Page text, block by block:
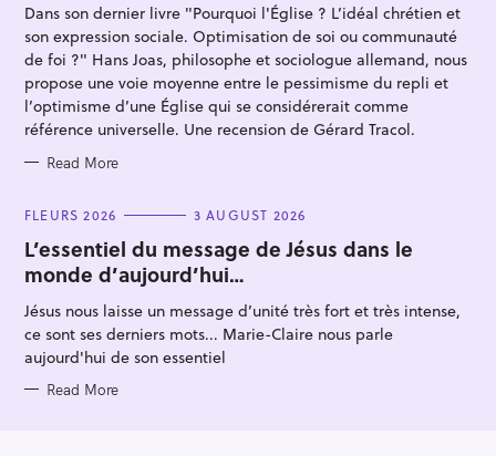
O
I
E
S
Dans son dernier livre "Pourquoi l'Église ? L’idéal chrétien et
son expression sociale. Optimisation de soi ou communauté
de foi ?" Hans Joas, philosophe et sociologue allemand, nous
propose une voie moyenne entre le pessimisme du repli et
l’optimisme d’une Église qui se considérerait comme
référence universelle. Une recension de Gérard Tracol.
Read More
C
T
E
G
O
I
E
S
FLEURS 2026 3 AUGUST 2026
L’essentiel du message de Jésus dans le
monde d’aujourd’hui…
Jésus nous laisse un message d’unité très fort et très intense,
ce sont ses derniers mots... Marie-Claire nous parle
aujourd'hui de son essentiel
Read More
a
r
c
h
f
o
: